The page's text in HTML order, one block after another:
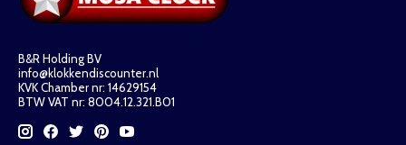
B&R Holding BV
info@klokkendiscounter.nl
KVK Chamber nr: 14629154
BTW VAT nr: 8004.12.321.B01